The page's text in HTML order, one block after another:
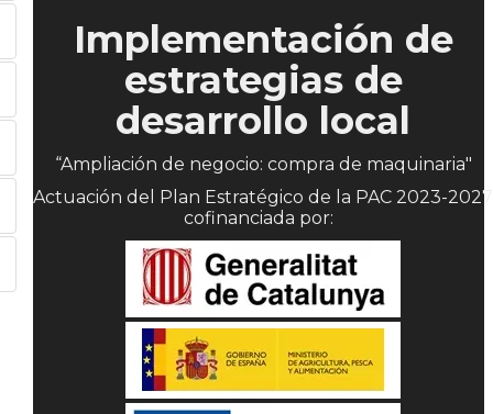
Implementación de
estrategias de
desarrollo local
“Ampliación de negocio: compra de maquinaria"
Actuación del Plan Estratégico de la PAC 2023-2027
cofinanciada por: